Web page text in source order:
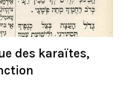
des karaïtes,